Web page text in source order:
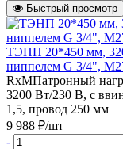
Быстрый просмотр
ТЭНП 20*450 мм,
ниппелем G 3/4",
RxMПатронный
3200 Вт/230 В, с
1,5, провод 250 мм
9 988 ₽/шт
-